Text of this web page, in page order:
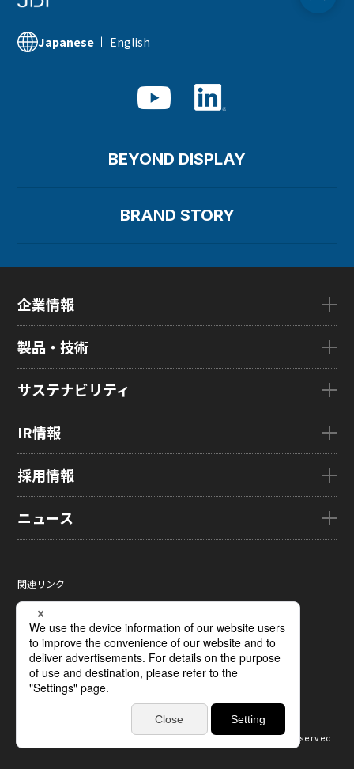
Japanese English
BEYOND DISPLAY
BRAND STORY
企業情報
ごあいさつ
企業理念
グローバル子会社
製品・技術
eLEAP
HMO
Rælclear
医療・産業・デジタルカメラ用ディスプレイ
液晶メタサーフェス反射板
X線センサー
指紋センサー
圧力分布センサー
光学式薄型イメージセンサー
ディスプレイの基礎
受託加工および研究開発サポート
サステナビリティ
トップメッセージ
環境
ガバナンス
サステナビリティ資料室
IR情報
経営方針
株式・株主情報
IRカレンダー
電子公告
採用情報
新卒採用情報
人財像/人財マネジメント基本方針
会社の人財育成/若手人財育成体系
ひとめでわかるJDI
採用に関するよくあるご質問
ニュース
メディア掲載
タグ一覧
関連リンク
サイトマップ
サイトのご利用条件
個人情報保護方針
ソーシャルメディアポリシー
© 2026 Japan Display Inc. All Rights Reserved.